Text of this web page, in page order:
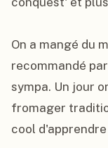
On a mangé du
recommandé
sympa. Un jour
fromager
cool